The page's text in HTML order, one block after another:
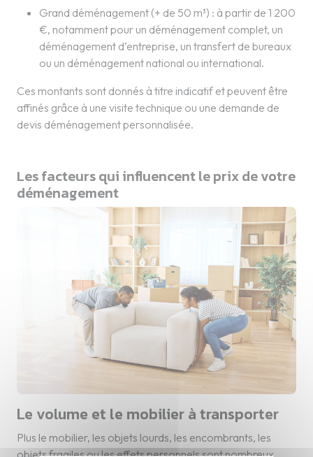
Grand déménagement (+ de 50 m³) : à partir de 1 200
€, notamment pour un déménagement complet, un
déménagement d’entreprise, un transfert de bureaux
ou un déménagement national ou international.
Ces montants sont donnés à titre indicatif et peuvent être
affinés grâce à une visite technique ou une demande de
devis déménagement personnalisée.
Les facteurs qui influencent le prix de votre
déménagement
Le volume et le mobilier à transporter
Plus le mobilier, les objets lourds, les encombrants, les
objets fragiles ou les effets personnels sont nombreux,